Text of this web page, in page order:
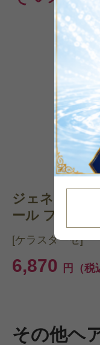
1
ジェネシス A
ール フォー...
[ケラスターゼ]
6,870 円（税
その他ヘ